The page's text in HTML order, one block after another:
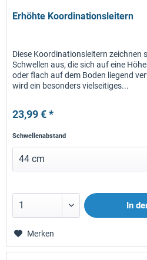
Erhöhte Koordinationsleitern
Diese Koordinationsleitern zeichnen
Schwellen aus, die sich auf eine
oder flach auf dem Boden liegend
wird ein besonders vielseitiges...
23,99 € *
Schwellenabstand
In
Merken